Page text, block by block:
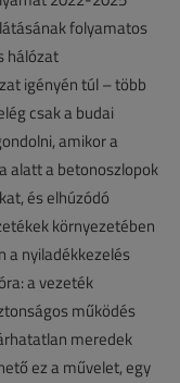
folyamatos
hálózat
igényén túl – több
csak a budai
amikor a
alatt a betonoszlopok
és elhúzódó
környezetében
a nyiladékkezelés
a vezeték
működés
meredek
ez a művelet, egy